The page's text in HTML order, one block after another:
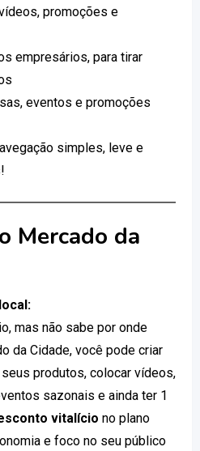
promoções e
empresários, para tirar
eventos e promoções
simples, leve e
Mercado da
mas não sabe por onde
da Cidade, você pode criar
produtos, colocar vídeos,
sazonais e ainda ter 1
vitalício no plano
e foco no seu público